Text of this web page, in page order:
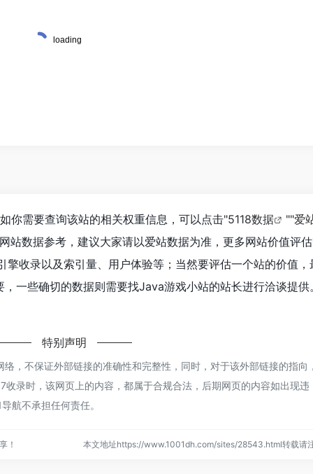
你需要查询该站的相关权重信息，可以点击"5118数据 ""爱
站数据参考，建议大家请以爱站数据为准，更多网站价值评
收录以及索引量、用户体验等；当然要评估一个站的价值，
一些确切的数据则需要找Java游戏小站的站长进行洽谈提供。
特别声明
，不保证外部链接的准确性和完整性，同时，对于该外部链接的指向，
录时，该网页上的内容，都属于合规合法，后期网页的内容如出现违
航不承担任何责任。
！ 本文地址https://www.1001dh.com/sites/28543.html转载请